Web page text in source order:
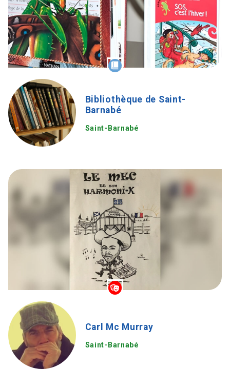
Bibliothèque de Saint-
Barnabé
Saint-Barnabé
Carl Mc Murray
Saint-Barnabé